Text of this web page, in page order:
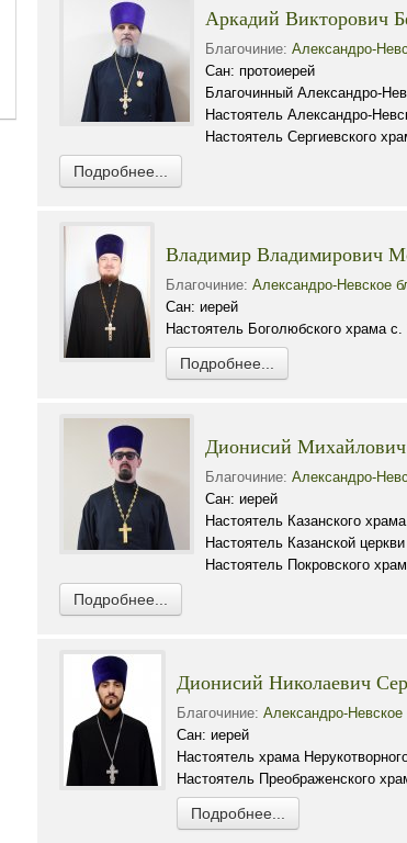
Аркадий Викторович
Благочиние: Александро-
Сан: протоиерей
Благочинный Александро-
Настоятель Александро-
Настоятель Сергиевского
Подробнее...
Владимир Владимирович
Благочиние: Александро-Невское
Сан: иерей
Настоятель Боголюбского храма
Подробнее...
Дионисий
Благочиние: Александро-
Сан: иерей
Настоятель Казанского
Настоятель Казанской
Настоятель Покровского
Подробнее...
Дионисий Николаевич
Благочиние: Александро-Невское
Сан: иерей
Настоятель храма
Настоятель Преображенского
Подробнее...